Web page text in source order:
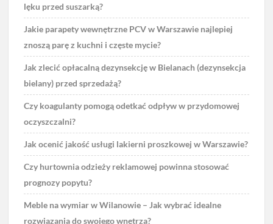
lęku przed suszarką?
Jakie parapety wewnętrzne PCV w Warszawie najlepiej
znoszą parę z kuchni i częste mycie?
Jak zlecić opłacalną dezynsekcję w Bielanach (dezynsekcja
bielany) przed sprzedażą?
Czy koagulanty pomogą odetkać odpływ w przydomowej
oczyszczalni?
Jak ocenić jakość usługi lakierni proszkowej w Warszawie?
Czy hurtownia odzieży reklamowej powinna stosować
prognozy popytu?
Meble na wymiar w Wilanowie – Jak wybrać idealne
rozwiązania do swojego wnętrza?